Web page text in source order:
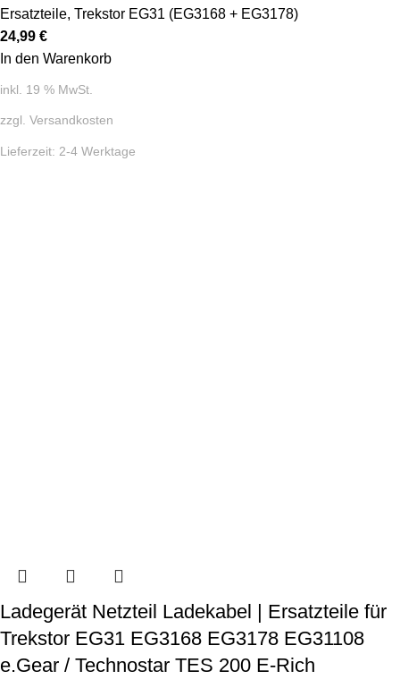
Ersatzteile, Trekstor EG31 (EG3168 + EG3178)
24,99 €
In den Warenkorb
inkl. 19 % MwSt.
zzgl. Versandkosten
Lieferzeit: 2-4 Werktage
Ladegerät Netzteil Ladekabel | Ersatzteile für
Trekstor EG31 EG3168 EG3178 EG31108
e.Gear / Technostar TES 200 E-Rich